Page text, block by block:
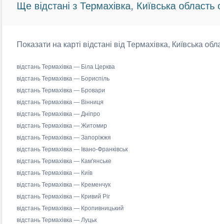
Ще відстані з Термахівка, Київська область
Показати на карті відстані від Термахівка, Київська
відстань Термахівка — Біла Церква
відстань Термахівка — Бориспіль
відстань Термахівка — Бровари
відстань Термахівка — Вінниця
відстань Термахівка — Дніпро
відстань Термахівка — Житомир
відстань Термахівка — Запоріжжя
відстань Термахівка — Івано-Франківськ
відстань Термахівка — Кам'янське
відстань Термахівка — Київ
відстань Термахівка — Кременчук
відстань Термахівка — Кривий Ріг
відстань Термахівка — Кропивницький
відстань Термахівка — Луцьк